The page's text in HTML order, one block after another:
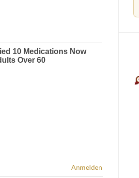
Anmelden